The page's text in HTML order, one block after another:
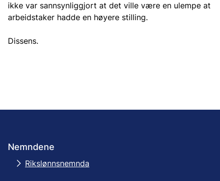
ikke var sannsynliggjort at det ville være en ulempe at
arbeidstaker hadde en høyere stilling.
Dissens.
Nemndene
Rikslønnsnemnda